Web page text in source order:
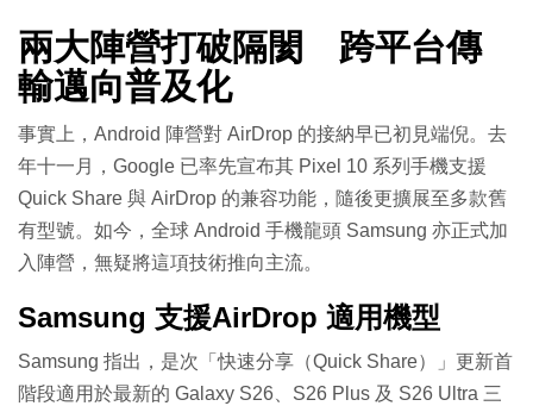
兩大陣營打破隔閡 跨平台傳
輸邁向普及化
事實上，Android 陣營對 AirDrop 的接納早已初見端倪。去
年十一月，Google 已率先宣布其 Pixel 10 系列手機支援
Quick Share 與 AirDrop 的兼容功能，隨後更擴展至多款舊
有型號。如今，全球 Android 手機龍頭 Samsung 亦正式加
入陣營，無疑將這項技術推向主流。
Samsung 支援AirDrop 適用機型
Samsung 指出，是次「快速分享（Quick Share）」更新首
階段適用於最新的 Galaxy S26、S26 Plus 及 S26 Ultra 三